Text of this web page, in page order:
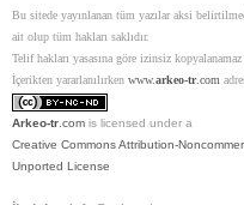
Bu sitede yayınlanan tüm yazılar aksi
ait olup tüm hakları saklıdır.
Telif hakları yasasına göre izinsiz kopyalanamaz
İçerikten yararlanılırken www.arkeo-tr.com
Arkeo-tr .com is licensed under a
Creative Commons Attribution-
Unported License